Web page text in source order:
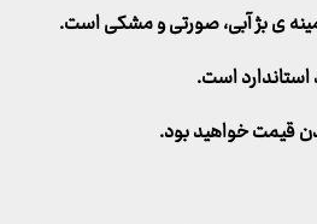
ی بژ آبی، صورتی و مشکی است.
استاندارد است.
قیمت خواهید بود.